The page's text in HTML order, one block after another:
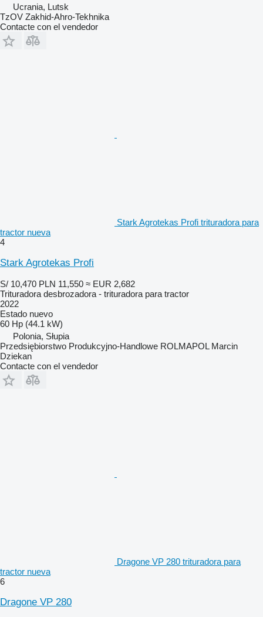
Ucrania, Lutsk
TzOV Zakhid-Ahro-Tekhnika
Contacte con el vendedor
Stark Agrotekas Profi trituradora para
tractor nueva
4
Stark Agrotekas Profi
S/ 10,470 PLN 11,550 ≈ EUR 2,682
Trituradora desbrozadora - trituradora para tractor
2022
Estado nuevo
60 Hp (44.1 kW)
Polonia, Słupia
Przedsiębiorstwo Produkcyjno-Handlowe ROLMAPOL Marcin
Dziekan
Contacte con el vendedor
Dragone VP 280 trituradora para
tractor nueva
6
Dragone VP 280